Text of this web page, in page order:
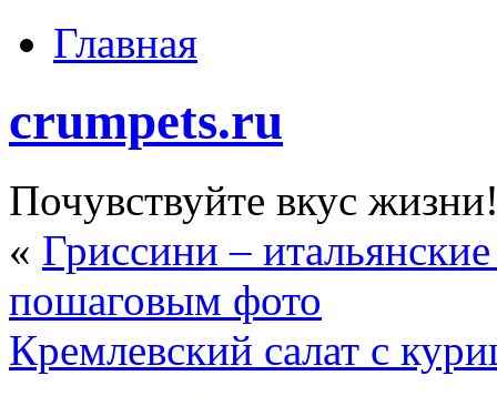
Главная
crumpets.ru
Почувствуйте вкус
« Гриссини –
пошаговым фото
Кремлевский салат с